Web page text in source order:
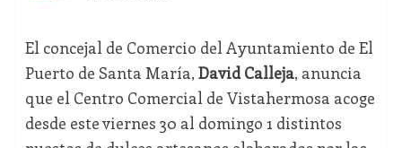
El concejal de Comercio del Ayuntamiento de El
Puerto de Santa María, David Calleja, anuncia
que el Centro Comercial de Vistahermosa acoge
desde este viernes 30 al domingo 1 distintos